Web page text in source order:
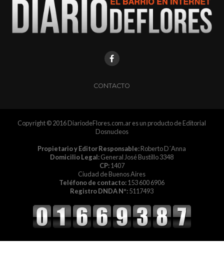
CONTACTO
Copyright © 2016 DiariodeFlores.com.ar es un producto de Editorial
Dosnucleos
Propietario y Editor Responsable:Roberto D´Anna
Domicilio Legal:General José Bustillo 3348
CP:1407
Ciudad de Buenos Aires
Teléfono de contacto:153 600 6906
Registro DNDA Nº:5117493